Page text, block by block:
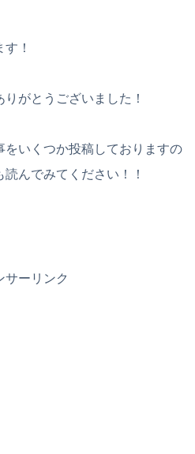
！
がとうございました！
いくつか投稿しておりますの
んでみてください！！
サーリンク